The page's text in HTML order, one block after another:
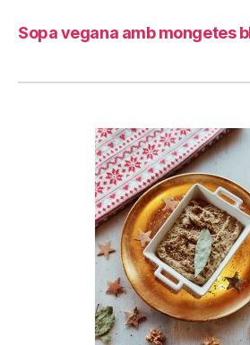
Sopa vegana amb mongetes